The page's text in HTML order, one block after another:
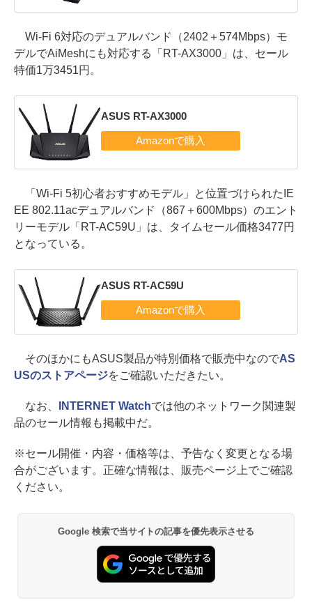
Wi-Fi 6対応のデュアルバンド（2402＋574Mbps）モ
デルでAiMeshにも対応する「RT-AX3000」は、セール
特価1万3451円。
ASUS RT-AX3000
「Wi-Fi 5初心者おすすめモデル」と位置づけられたIE
EE 802.11acデュアルバンド（867＋600Mbps）のエント
リーモデル「RT-AC59U」は、タイムセール価格3477円
となっている。
ASUS RT-AC59U
そのほかにもASUS製品が特別価格で販売中なのでAS
USのストアページをご確認いただきたい。
なお、 INTERNET Watchでは他のネットワーク関連製
品のセール情報も掲載中だ。
※セール開催・内容・価格等は、予告なく変更となる場
合がございます。正確な情報は、販売ページ上でご確認
ください。
Google 検索で当サイトの記事を優先表示させる